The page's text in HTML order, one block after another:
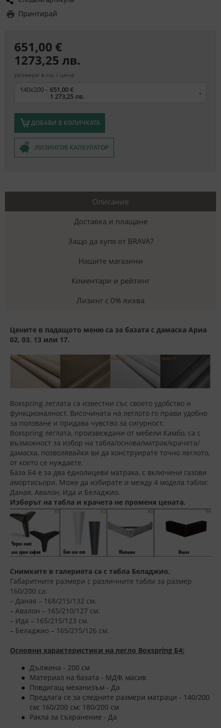
Принтирай
651,00 €
1273,25 лв.
размери в см. / цена
Размер
140x200 - 651,00 €
1 273,25 лв.
ДОБАВИ В КОЛИЧКАТА
ЛИЗИНГОВ КАЛКУЛАТОР
Описание
Доставка и плащане
Защо да купя от BRAVA?
Нашите магазини
Коментари и рейтинг
Лизинг с 0% лихва
Цените в падащото меню са за базата с дамаска Ариа
02, 03, 13 или 17.
Boxspring леглата са известни със своето удобство и
функционалност. Височината на леглото го прави удобно
за ползване и придава чувство за сигурност.
Boxspring леглата, произвеждани от мебели Камбо, са с
възможност за избор на табла/основа/матрак/крачета/
дамаска, позволявайки ви да конструирате точно леглото,
от което се нуждаете.
База Б4 е за два еднолицеви матрака, с включени газови
амортисьори. Може да избирате и между 4 модела табли:
Даная, Авалон, Ида и Беладжио.
Изборът на табла и крачета не променя цената.
Снимките в галерията са с табла Беладжио.
Габаритните размери с различните табли за размер
160/200 са:
– Даная – 168/215/132 см.
– Авалон – 165/210/127 см.
– Ида – 165/215/123 см.
– Беладжио – 165/215/126 см.
Основни характеристики на легло Boxspring Б4:
Дължина - 200 см
Материал на базата - МДФ, масив
Повдигащ механизъм - Да
Предлага се за следните размери матраци - 140/200
см; 160/200 см; 180/200 см
Ракла за съхранение - Да